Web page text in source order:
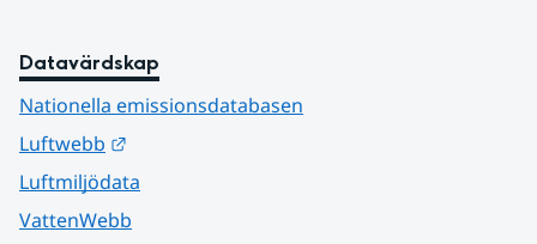
Datavärdskap
Nationella emissionsdatabasen
Luftwebb
Luftmiljödata
VattenWebb